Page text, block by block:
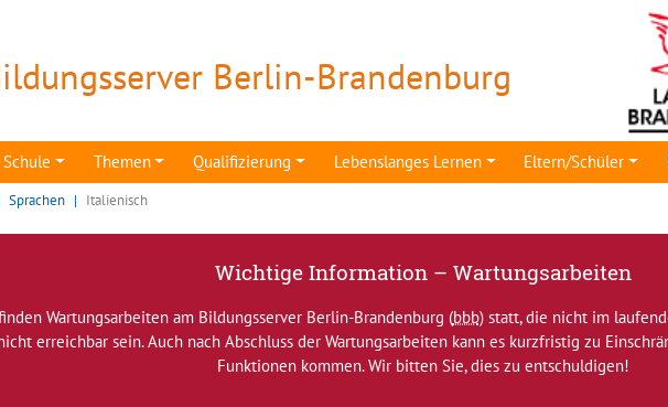
Berlin-Brandenburg
Schule Themen Qualifizierung Lebenslanges Lernen Eltern/Schüler
Sprachen Italienisch
Wichtige Information – Wartungsarbeiten
Wartungsarbeiten am Bildungsserver Berlin-Brandenburg (bbb) statt, die nicht im
erreichbar sein. Auch nach Abschluss der Wartungsarbeiten kann es kurzfristig zu
Funktionen kommen. Wir bitten Sie, dies zu entschuldigen!